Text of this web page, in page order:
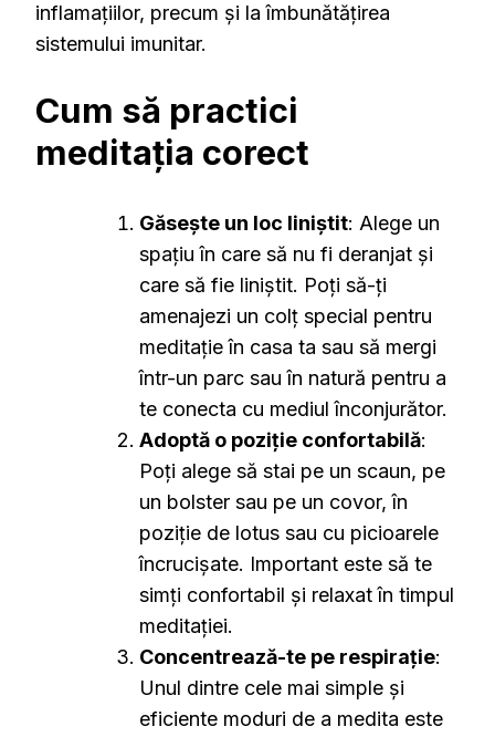
inflamațiilor, precum și la îmbunătățirea
sistemului imunitar.
Cum să practici
meditația corect
Găsește un loc liniștit: Alege un
spațiu în care să nu fi deranjat și
care să fie liniștit. Poți să-ți
amenajezi un colț special pentru
meditație în casa ta sau să mergi
într-un parc sau în natură pentru a
te conecta cu mediul înconjurător.
Adoptă o poziție confortabilă:
Poți alege să stai pe un scaun, pe
un bolster sau pe un covor, în
poziție de lotus sau cu picioarele
încrucișate. Important este să te
simți confortabil și relaxat în timpul
meditației.
Concentrează-te pe respirație:
Unul dintre cele mai simple și
eficiente moduri de a medita este